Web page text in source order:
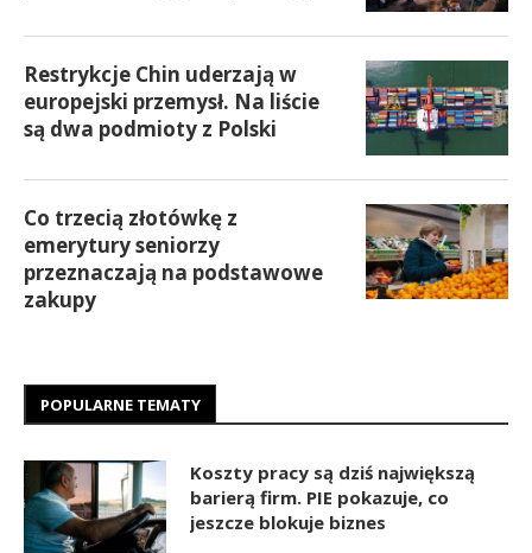
Restrykcje Chin uderzają w
europejski przemysł. Na liście
są dwa podmioty z Polski
Co trzecią złotówkę z
emerytury seniorzy
przeznaczają na podstawowe
zakupy
POPULARNE TEMATY
Koszty pracy są dziś największą
barierą firm. PIE pokazuje, co
jeszcze blokuje biznes